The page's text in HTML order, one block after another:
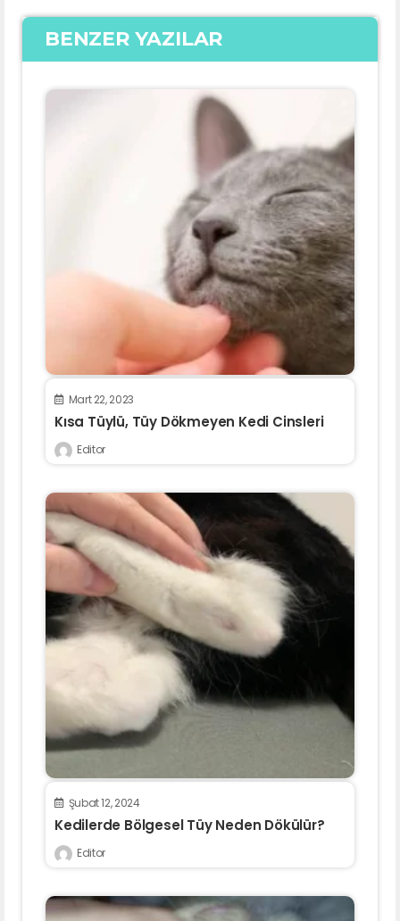
BENZER YAZILAR
Mart 22, 2023
Kısa Tüylü, Tüy Dökmeyen Kedi Cinsleri
Editor
Şubat 12, 2024
Kedilerde Bölgesel Tüy Neden Dökülür?
Editor